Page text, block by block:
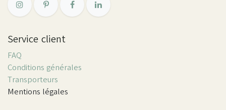
Service client
FAQ
Conditions générales
Transporteurs
Mentions légales